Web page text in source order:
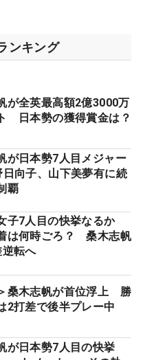
ンキング
が全英最高額2億3000万
日本勢の獲得賞金は？
が日本勢7人目メジャー
向子、山下美夢有に続
覇
子7人目の快挙なるか
は何時ごろ？ 桑木志帆
転へ
桑木志帆が首位浮上 勝
2打差で後半プレー中
が日本勢7人目の快挙